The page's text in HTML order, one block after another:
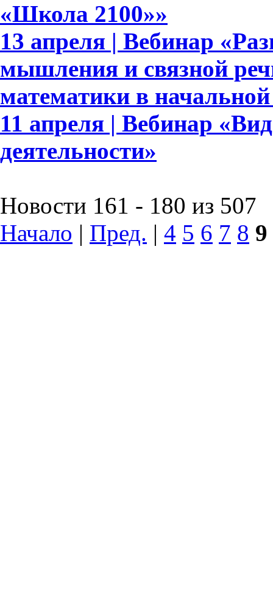
«Школа 2100»»
13 апреля | Вебинар
мышления и связной
математики в
11 апреля | Вебинар
деятельности»
Новости 161 - 180 из 507
Начало | Пред. | 4 5 6 7 8 9